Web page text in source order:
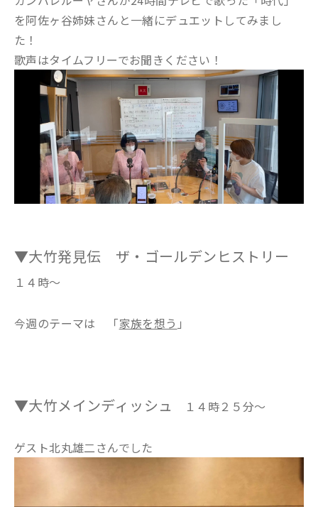
を阿佐ヶ谷姉妹さんと一緒にデュエットしてみまし
た！
歌声はタイムフリーでお聞きください！
▼大竹発見伝 ザ・ゴールデンヒストリー
１４時～
今週のテーマは 「家族を想う 」
▼大竹メインディッシュ １４時２５分～
ゲスト北丸雄二さんでした